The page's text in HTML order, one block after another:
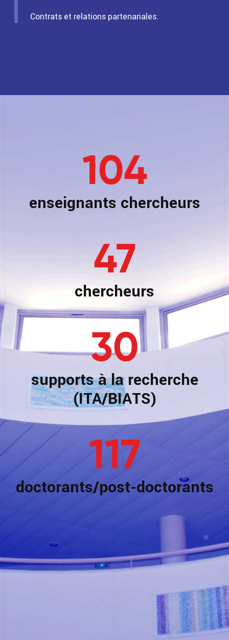
Contrats et relations partenariales.
104
enseignants chercheurs
47
chercheurs
30
supports à la recherche
(ITA/BIATS)
117
doctorants/post-doctorants